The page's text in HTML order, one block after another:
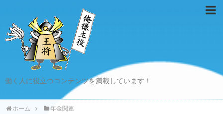
働く人に役立つコンテンツを満載しています！
ホーム 年金関連